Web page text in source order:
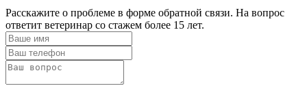
Расскажите о проблеме в форме обратной связи. На вопрос
ответит ветеринар со стажем более 15 лет.